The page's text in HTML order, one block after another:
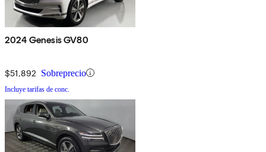
2024 Genesis GV80
$51,892 Sobreprecio
Incluye tarifas de conc.